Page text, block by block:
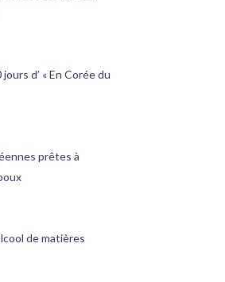
d’ « En Corée du
prêtes à
de matières